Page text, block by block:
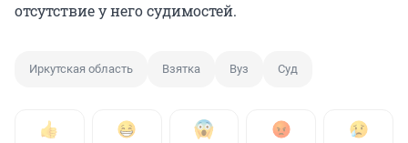
отсутствие у него судимостей.
Иркутская область Взятка Вуз Суд